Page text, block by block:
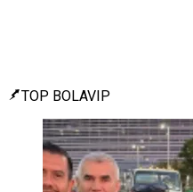
TOP BOLAVIP